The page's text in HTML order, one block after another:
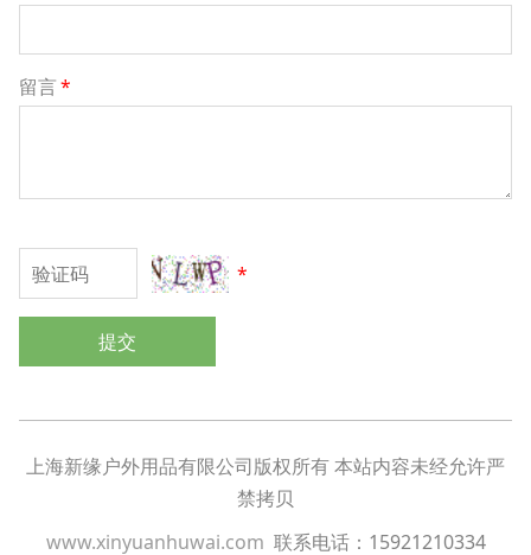
留言*
*
提交
上海新缘户外用品有限公司版权所有 本站内容未经允许严
禁拷贝
www.xinyuanhuwai.com 联系电话：15921210334